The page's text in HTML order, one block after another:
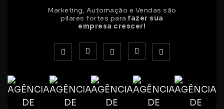
Marketing, Automação e Vendas são
pilares fortes parafazer sua
empresa crescer!